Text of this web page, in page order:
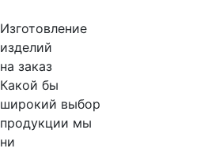
Изготовление
изделий
на заказ
Какой бы
широкий выбор
продукции мы
ни